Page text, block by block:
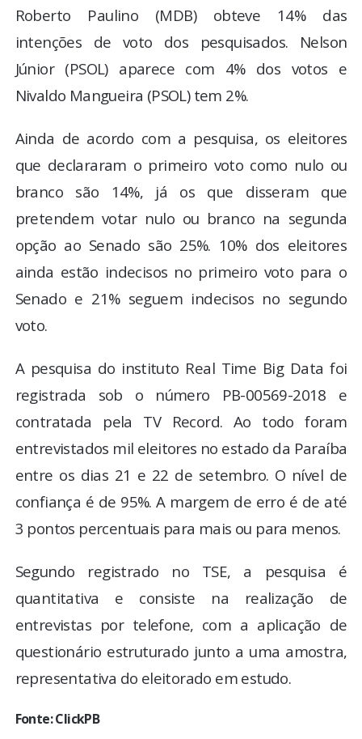
Roberto Paulino (MDB) obteve 14% das
intenções de voto dos pesquisados. Nelson
Júnior (PSOL) aparece com 4% dos votos e
Nivaldo Mangueira (PSOL) tem 2%.
Ainda de acordo com a pesquisa, os eleitores
que declararam o primeiro voto como nulo ou
branco são 14%, já os que disseram que
pretendem votar nulo ou branco na segunda
opção ao Senado são 25%. 10% dos eleitores
ainda estão indecisos no primeiro voto para o
Senado e 21% seguem indecisos no segundo
voto.
A pesquisa do instituto Real Time Big Data foi
registrada sob o número PB-00569-2018 e
contratada pela TV Record. Ao todo foram
entrevistados mil eleitores no estado da Paraíba
entre os dias 21 e 22 de setembro. O nível de
confiança é de 95%. A margem de erro é de até
3 pontos percentuais para mais ou para menos.
Segundo registrado no TSE, a pesquisa é
quantitativa e consiste na realização de
entrevistas por telefone, com a aplicação de
questionário estruturado junto a uma amostra,
representativa do eleitorado em estudo.
Fonte: ClickPB